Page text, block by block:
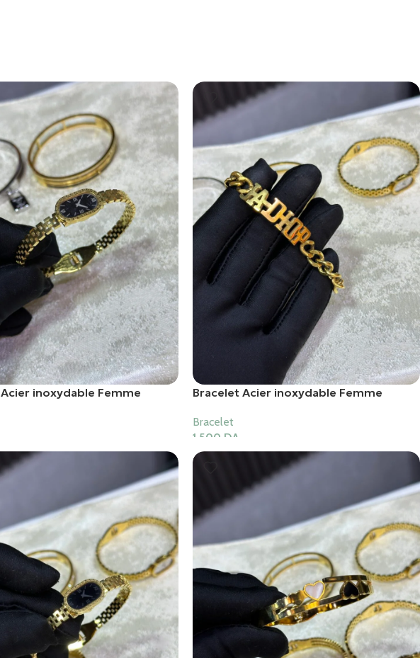
inoxydable Femme
Panier
Bracelet Acier inoxydable Femme
Bracelet
1,500 DA